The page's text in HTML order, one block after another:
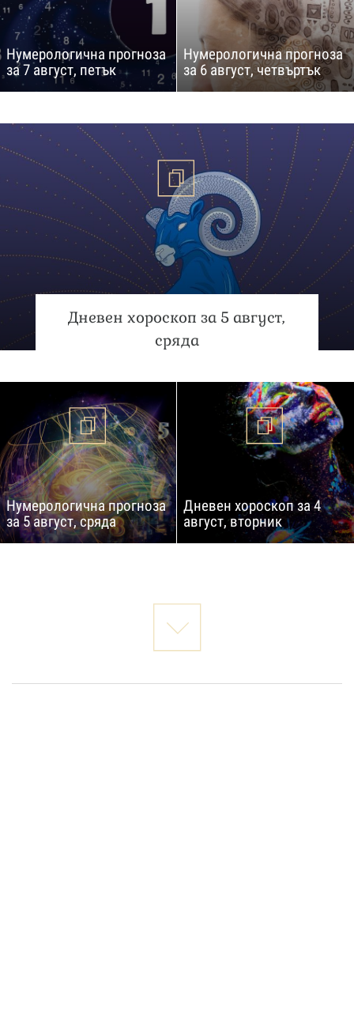
Нумерологична прогноза
за 7 август, петък
Нумерологична прогноза
за 6 август, четвъртък
Дневен хороскоп за 5 август,
сряда
Нумерологична прогноза
за 5 август, сряда
Дневен хороскоп за 4
август, вторник